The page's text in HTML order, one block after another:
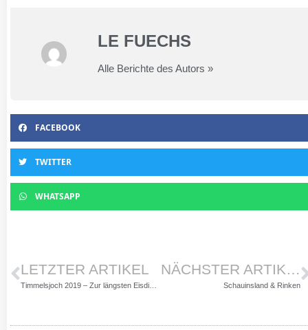
LE FUECHS
Alle Berichte des Autors »
FACEBOOK
TWITTER
WHATSAPP
LETZTER ARTIKEL
Schauinsland & Rinken